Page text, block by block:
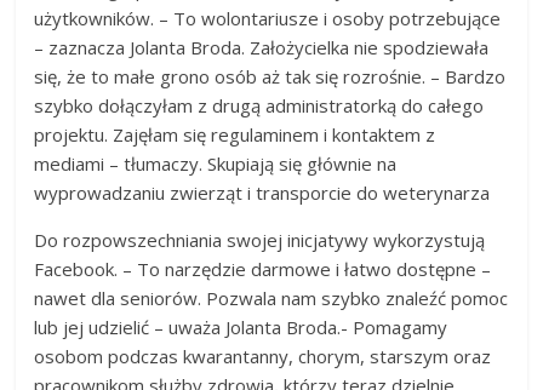
użytkowników. – To wolontariusze i osoby potrzebujące
– zaznacza Jolanta Broda. Założycielka nie spodziewała
się, że to małe grono osób aż tak się rozrośnie. – Bardzo
szybko dołączyłam z drugą administratorką do całego
projektu. Zajęłam się regulaminem i kontaktem z
mediami – tłumaczy. Skupiają się głównie na
wyprowadzaniu zwierząt i transporcie do weterynarza
Do rozpowszechniania swojej inicjatywy wykorzystują
Facebook. – To narzędzie darmowe i łatwo dostępne –
nawet dla seniorów. Pozwala nam szybko znaleźć pomoc
lub jej udzielić – uważa Jolanta Broda.- Pomagamy
osobom podczas kwarantanny, chorym, starszym oraz